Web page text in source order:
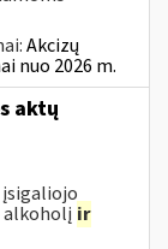
Akcizų
nuo 2026 m.
aktų
įsigaliojo
ir